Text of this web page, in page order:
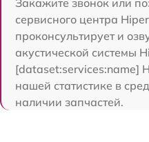
сервисного центра
проконсультирует и
акустической системы
[dataset:services:name]
нашей статистике в
наличии запчастей.